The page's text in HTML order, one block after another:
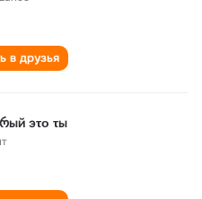
в друзья
эτο τы